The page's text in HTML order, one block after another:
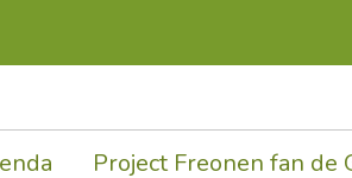
Project Freonen fan de